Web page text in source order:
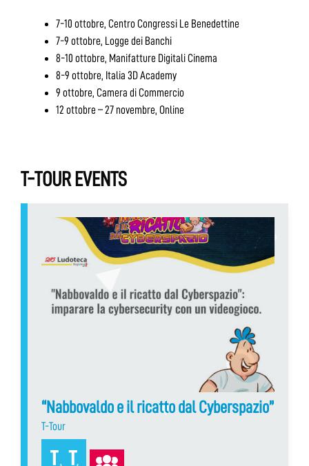
7-10 ottobre, Centro Congressi Le Benedettine
7-9 ottobre, Logge dei Banchi
8-10 ottobre, Manifatture Digitali Cinema
8-9 ottobre, Italia 3D Academy
9 ottobre, Camera di Commercio
12 ottobre – 27 novembre, Online
T-TOUR EVENTS
“Nabbovaldo e il ricatto dal Cyberspazio”
T-Tour